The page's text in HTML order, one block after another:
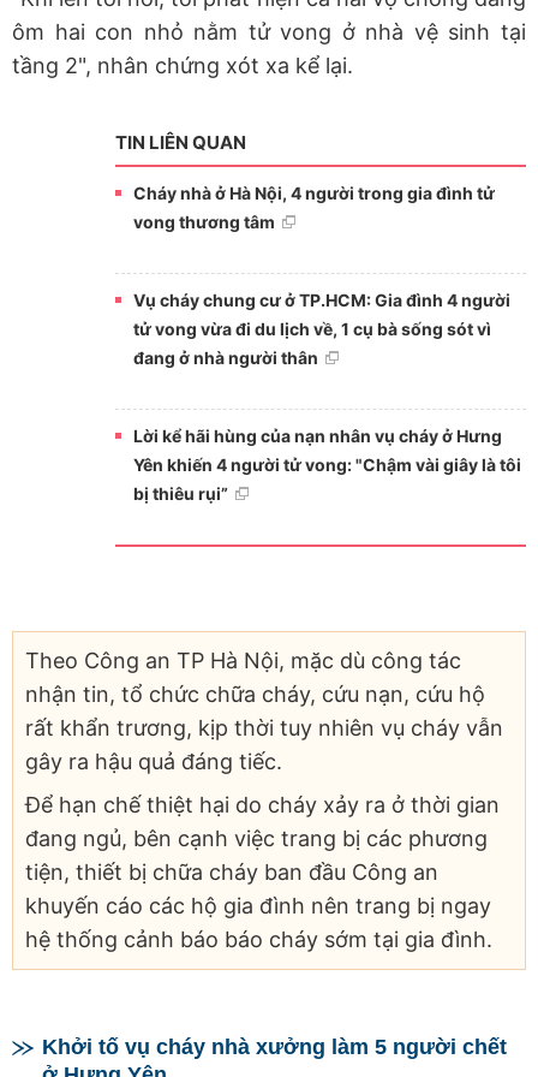
ôm hai con nhỏ nằm tử vong ở nhà vệ sinh tại
tầng 2", nhân chứng xót xa kể lại.
TIN LIÊN QUAN
Cháy nhà ở Hà Nội, 4 người trong gia đình tử
vong thương tâm
Vụ cháy chung cư ở TP.HCM: Gia đình 4 người
tử vong vừa đi du lịch về, 1 cụ bà sống sót vì
đang ở nhà người thân
Lời kể hãi hùng của nạn nhân vụ cháy ở Hưng
Yên khiến 4 người tử vong: "Chậm vài giây là tôi
bị thiêu rụi”
Theo Công an TP Hà Nội, mặc dù công tác
nhận tin, tổ chức chữa cháy, cứu nạn, cứu hộ
rất khẩn trương, kịp thời tuy nhiên vụ cháy vẫn
gây ra hậu quả đáng tiếc.
Để hạn chế thiệt hại do cháy xảy ra ở thời gian
đang ngủ, bên cạnh việc trang bị các phương
tiện, thiết bị chữa cháy ban đầu Công an
khuyến cáo các hộ gia đình nên trang bị ngay
hệ thống cảnh báo báo cháy sớm tại gia đình.
Khởi tố vụ cháy nhà xưởng làm 5 người chết